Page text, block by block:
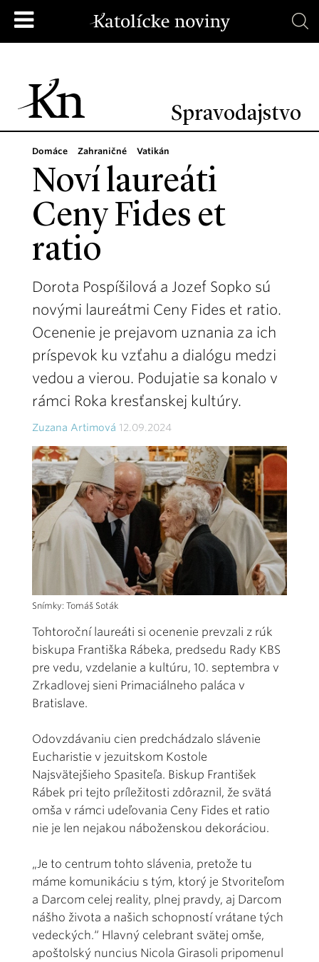
Spravodajstvo
Domáce Zahraničné Vatikán
Noví laureáti
Ceny Fides et
ratio
Dorota Pospíšilová a Jozef Sopko sú
novými laureátmi Ceny Fides et ratio.
Ocenenie je prejavom uznania za ich
príspevok ku vzťahu a dialógu medzi
vedou a vierou. Podujatie sa konalo v
rámci Roka kresťanskej kultúry.
Zuzana Artimová 12.09.2024
Snímky: Tomáš Soták
Tohtoroční laureáti si ocenenie prevzali z rúk
biskupa Františka Rábeka, predsedu Rady KBS
pre vedu, vzdelanie a kultúru, 10. septembra v
Zrkadlovej sieni Primaciálneho paláca v
Bratislave.
Odovzdávaniu cien predchádzalo slávenie
Eucharistie v jezuitskom Kostole
Najsvätejšieho Spasiteľa. Biskup František
Rábek pri tejto príležitosti zdôraznil, že svätá
omša v rámci udeľovania Ceny Fides et ratio
nie je len nejakou náboženskou dekoráciou.
„Je to centrum tohto slávenia, pretože tu
máme komunikáciu s tým, ktorý je Stvoriteľom
a Darcom celej reality, plnej pravdy, aj Darcom
nášho života a našich schopností vrátane tých
vedeckých.“ Hlavný celebrant svätej omše,
apoštolský nuncius Nicola Girasoli pripomenul